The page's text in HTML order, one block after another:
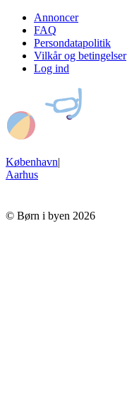
Annoncer
FAQ
Persondatapolitik
Vilkår og betingelser
Log ind
København|
Aarhus
© Børn i byen 2026